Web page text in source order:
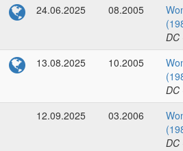
24.06.2025
08.2005
DC
13.08.2025
10.2005
DC
12.09.2025
03.2006
DC